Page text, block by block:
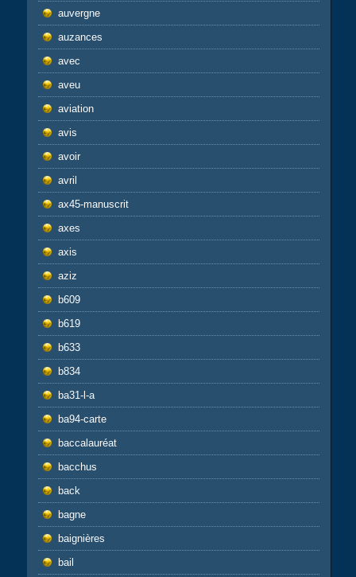
auvergne
auzances
avec
aveu
aviation
avis
avoir
avril
ax45-manuscrit
axes
axis
aziz
b609
b619
b633
b834
ba31-l-a
ba94-carte
baccalauréat
bacchus
back
bagne
baignières
bail